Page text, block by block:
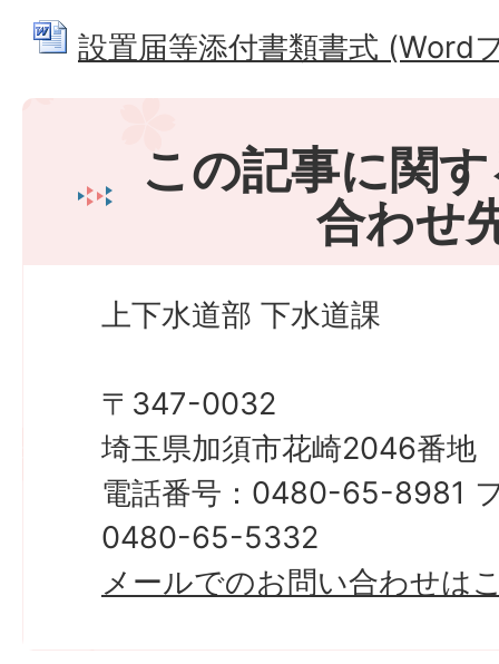
設置届等添付書類書式 (Word
この記事に関
合わせ
上下水道部 下水道課
〒347-0032
埼玉県加須市花崎2046番地
電話番号：0480-65-8981
0480-65-5332
メールでのお問い合わせは